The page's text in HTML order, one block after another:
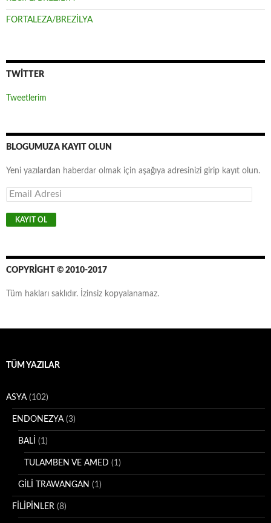
FORTALEZA/BREZİLYA
TWITTER
Tweetlerim
BLOGUMUZA KAYIT OLUN
Yeni yazılardan haberdar olmak için aşağıya adresinizi girip kayıt olun.
E
m
a
i
d
r
s
COPYRIGHT © 2010-2017
Tüm hakları saklıdır. İzinsiz kopyalanamaz.
TÜM YAZILAR
ASYA(102)
ENDONEZYA(3)
BALİ (1)
TULAMBEN VE AMED (1)
GİLİ TRAWANGAN (1)
FİLİPİNLER (8)